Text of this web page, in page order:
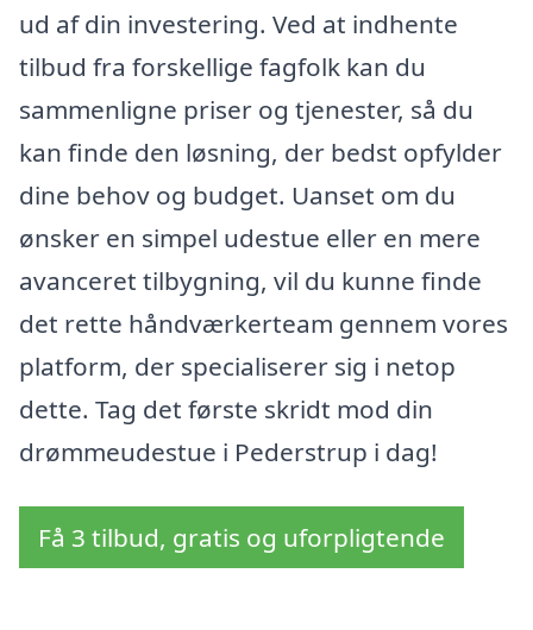
ud af din investering. Ved at indhente
tilbud fra forskellige fagfolk kan du
sammenligne priser og tjenester, så du
kan finde den løsning, der bedst opfylder
dine behov og budget. Uanset om du
ønsker en simpel udestue eller en mere
avanceret tilbygning, vil du kunne finde
det rette håndværkerteam gennem vores
platform, der specialiserer sig i netop
dette. Tag det første skridt mod din
drømmeudestue i Pederstrup i dag!
Få 3 tilbud, gratis og uforpligtende